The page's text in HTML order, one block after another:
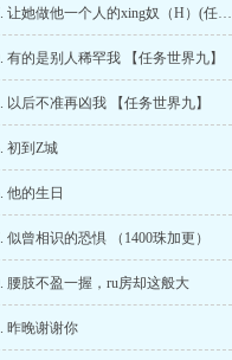
147. 让她做他一个人的xing奴（H）(任务世界九)
有的是别人稀罕我 【任务世界九】
以后不准再凶我 【任务世界九】
初到Z城
他的生日
似曾相识的恐惧 （1400珠加更）
腰肢不盈一握，ru房却这般大
昨晚谢谢你